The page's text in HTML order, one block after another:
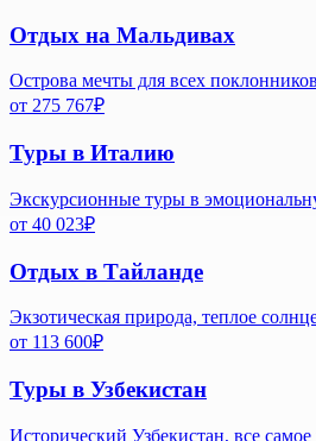
Отдых на Мальдивах
Острова мечты для всех
от 275 767₽
Туры в Италию
Экскурсионные туры в
от 40 023₽
Отдых в Тайланде
Экзотическая природа, теплое
от 113 600₽
Туры в Узбекистан
Исторический Узбекистан, все самое